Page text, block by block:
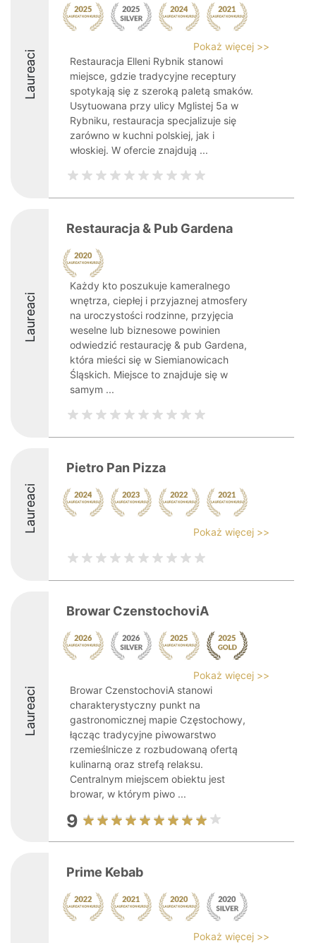
Laureaci
Pokaż więcej >>
Restauracja Elleni Rybnik stanowi
miejsce, gdzie tradycyjne receptury
spotykają się z szeroką paletą smaków.
Usytuowana przy ulicy Mglistej 5a w
Rybniku, restauracja specjalizuje się
zarówno w kuchni polskiej, jak i
włoskiej. W ofercie znajdują ...
Laureaci
Restauracja & Pub Gardena
Każdy kto poszukuje kameralnego
wnętrza, ciepłej i przyjaznej atmosfery
na uroczystości rodzinne, przyjęcia
weselne lub biznesowe powinien
odwiedzić restaurację & pub Gardena,
która mieści się w Siemianowicach
Śląskich. Miejsce to znajduje się w
samym ...
Laureaci
Pietro Pan Pizza
Pokaż więcej >>
Laureaci
Browar CzenstochoviA
Pokaż więcej >>
Browar CzenstochoviA stanowi
charakterystyczny punkt na
gastronomicznej mapie Częstochowy,
łącząc tradycyjne piwowarstwo
rzemieślnicze z rozbudowaną ofertą
kulinarną oraz strefą relaksu.
Centralnym miejscem obiektu jest
browar, w którym piwo ...
9
Prime Kebab
Pokaż więcej >>